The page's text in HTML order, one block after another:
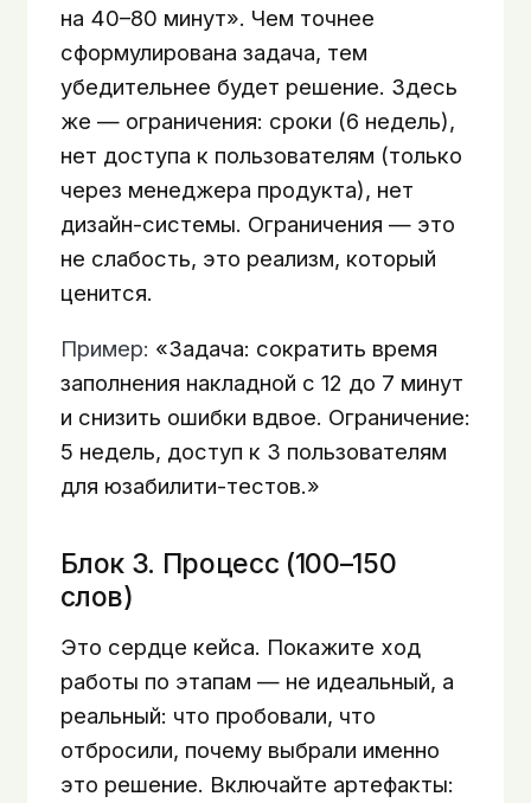
на 40–80 минут». Чем точнее
сформулирована задача, тем
убедительнее будет решение. Здесь
же — ограничения: сроки (6 недель),
нет доступа к пользователям (только
через менеджера продукта), нет
дизайн-системы. Ограничения — это
не слабость, это реализм, который
ценится.
Пример: «Задача: сократить время
заполнения накладной с 12 до 7 минут
и снизить ошибки вдвое. Ограничение:
5 недель, доступ к 3 пользователям
для юзабилити-тестов.»
Блок 3. Процесс (100–150
слов)
Это сердце кейса. Покажите ход
работы по этапам — не идеальный, а
реальный: что пробовали, что
отбросили, почему выбрали именно
это решение. Включайте артефакты: